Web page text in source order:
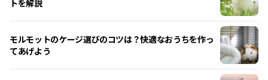
トを解説
モルモットのケージ選びのコツは？快適なおうちを作っ
てあげよう